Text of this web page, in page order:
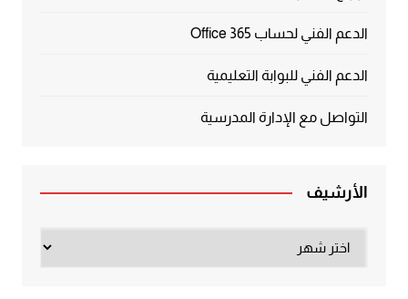
الدعم الفني لحساب Office 365
الدعم الفني للبوابة التعليمية
التواصل مع الإدارة المدرسية
الأرشيف